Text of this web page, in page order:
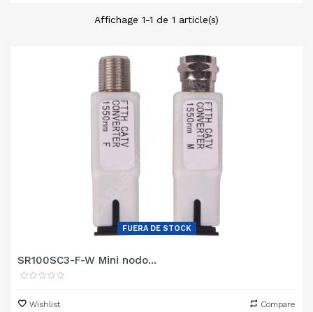
Affichage 1-1 de 1 article(s)
FUERA DE STOCK
SR100SC3-F-W Mini nodo...
Wishlist Compare